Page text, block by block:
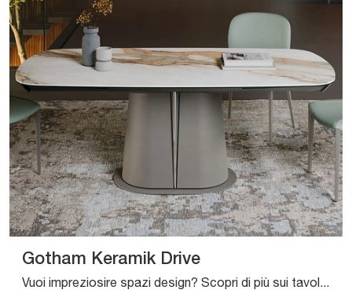
Gotham Keramik Drive
Vuoi impreziosire spazi design? Scopri di più sui tavoli design allungabili: il modello da pranzo Gotham Keramik Drive ti aspetta.